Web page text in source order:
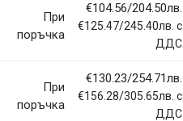
При
поръчка
€104.56/204.50лв.
€125.47/245.40лв. с
ДДС
При
поръчка
€130.23/254.71лв.
€156.28/305.65лв. с
ДДС